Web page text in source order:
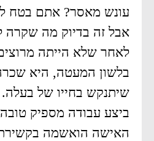
עונש מאסר? אתם בטח
אבל זה בדיוק מה שקרה
לאחר שלא הייתה
בלשון המעטה, היא
שיתנקש בחייו של בעלה.
ביצע עבודה מספיק
האישה הואשמה בקשירת